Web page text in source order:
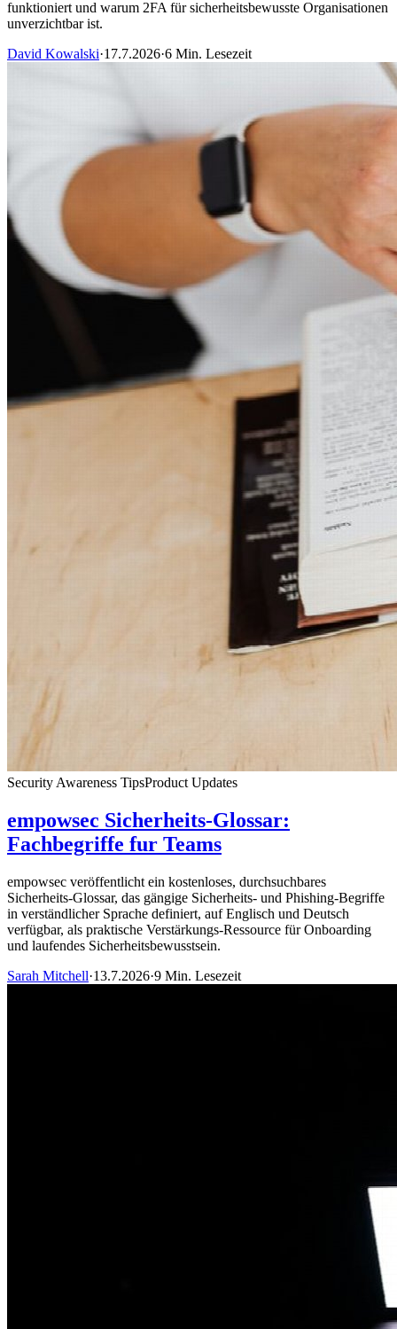
funktioniert und warum 2FA für sicherheitsbewusste Organisationen
unverzichtbar ist.
David Kowalski·17.7.2026·6 Min. Lesezeit
Security Awareness TipsProduct Updates
empowsec Sicherheits-Glossar:
Fachbegriffe fur Teams
empowsec veröffentlicht ein kostenloses, durchsuchbares
Sicherheits-Glossar, das gängige Sicherheits- und Phishing-Begriffe
in verständlicher Sprache definiert, auf Englisch und Deutsch
verfügbar, als praktische Verstärkungs-Ressource für Onboarding
und laufendes Sicherheitsbewusstsein.
Sarah Mitchell·13.7.2026·9 Min. Lesezeit